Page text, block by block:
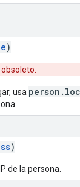
)
usa
)
de la persona.